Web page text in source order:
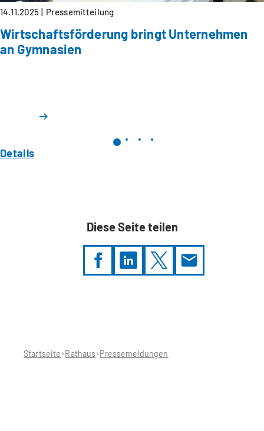
14.11.2025 Pressemitteilung
Wirtschaftsförderung bringt Unternehmen
an Gymnasien
Details
Diese Seite teilen
hier:Startseite Rathaus Pressemeldungen